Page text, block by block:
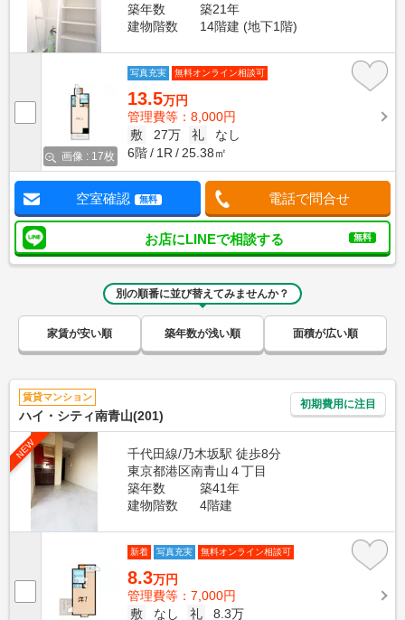
築年数
築21年
建物階数
14階建 (地下1階)
画像 : 17枚
写真充実 無料オンライン相談可
13.5万円
管理費等：8,000円
敷
27万 礼
なし
6階
1R 25.38㎡
空室確認 無料 電話で問合せ
お店にLINEで相談する 無料
別の順番に並び替えてみませんか？
家賃が安い順 築年数が浅い順 面積が広い順
賃貸マンション
ハイ・シティ南青山(201)
初期費用に注目
NEW
千代田線/乃木坂駅 徒歩8分
東京都港区南青山４丁目
築年数
築41年
建物階数
4階建
新着 写真充実 無料オンライン相談可
8.3万円
管理費等：7,000円
敷
なし 礼
8.3万